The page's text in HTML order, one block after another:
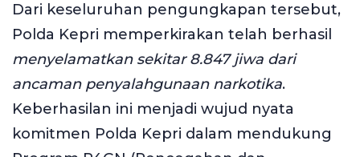
Dari keseluruhan pengungkapan tersebut,
Polda Kepri memperkirakan telah berhasil
menyelamatkan sekitar 8.847 jiwa dari
ancaman penyalahgunaan narkotika.
Keberhasilan ini menjadi wujud nyata
komitmen Polda Kepri dalam mendukung